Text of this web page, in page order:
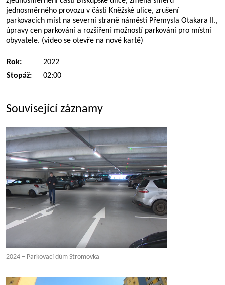
jednosměrného provozu v části Kněžské ulice, zrušení
parkovacích míst na severní straně náměstí Přemysla Otakara II.,
úpravy cen parkování a rozšíření možností parkování pro místní
obyvatele. (video se otevře na nové kartě)
Rok:
2022
Stopáž:
02:00
Související záznamy
2024 – Parkovací dům Stromovka